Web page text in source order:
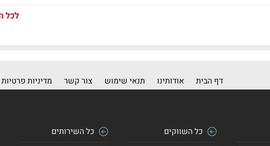
לכל
דף הבית אודותינו תנאי שימוש צור קשר מדיניות פרטיות
כל השווקים כל השירותים